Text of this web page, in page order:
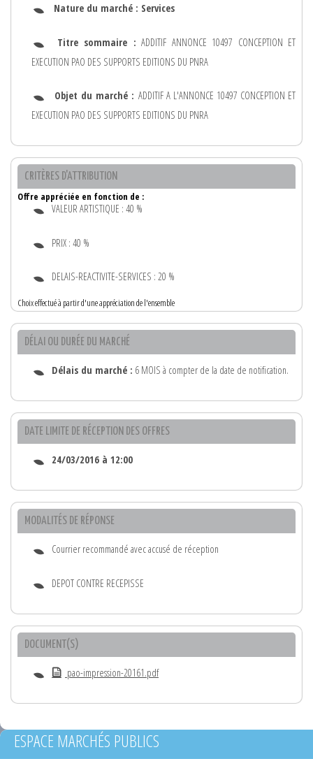
Nature du marché : Services
Titre sommaire : ADDITIF ANNONCE 10497 CONCEPTION ET
EXECUTION PAO DES SUPPORTS EDITIONS DU PNRA
Objet du marché : ADDITIF A L'ANNONCE 10497 CONCEPTION ET
EXECUTION PAO DES SUPPORTS EDITIONS DU PNRA
CRITÈRES D'ATTRIBUTION
Offre appréciée en fonction de :
VALEUR ARTISTIQUE : 40 %
PRIX : 40 %
DELAIS-REACTIVITE-SERVICES : 20 %
Choix effectué à partir d'une appréciation de l'ensemble
DÉLAI OU DURÉE DU MARCHÉ
Délais du marché : 6 MOIS à compter de la date de notification.
DATE LIMITE DE RÉCEPTION DES OFFRES
24/03/2016 à 12:00
MODALITÉS DE RÉPONSE
Courrier recommandé avec accusé de réception
DEPOT CONTRE RECEPISSE
DOCUMENT(S)
pao-impression-20161.pdf
ESPACE MARCHÉS PUBLICS